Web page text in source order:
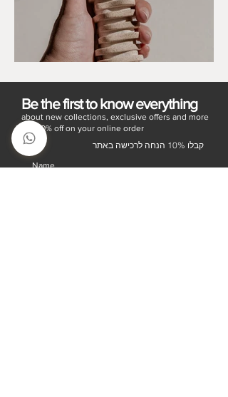
Name
Be the first to know everything
about new collections, exclusive offers and more
Get 10% off on your online order
קבלו 10% הנחה לרכישה באתר